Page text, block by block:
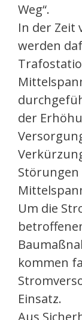
Weg“.
In der Zeit
werden
der
Störungen
Um die
kommen
Einsatz.
Aus